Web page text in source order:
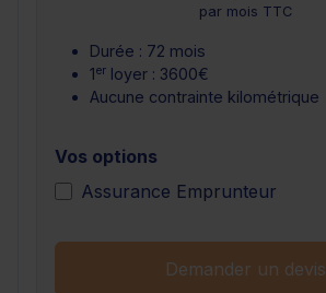
par mois TTC
Durée : 72 mois
1er loyer : 3600€
Aucune contrainte kilométrique
Vos options
Assurance Emprunteur
Demander un devis